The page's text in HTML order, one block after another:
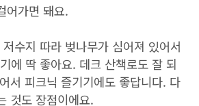
어가면 돼요.
수지 따라 벚나무가 심어져 있어서
에 딱 좋아요. 데크 산책로도 잘 되
서 피크닉 즐기기에도 좋답니다. 다
것도 장점이에요.